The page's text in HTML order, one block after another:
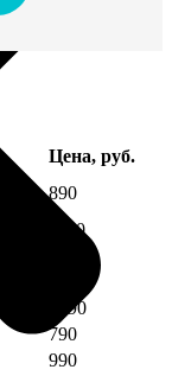
Цена, руб.
890
1190
1490
790
990